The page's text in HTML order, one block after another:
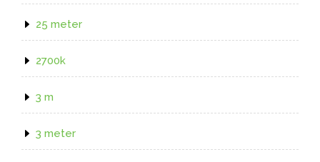
25 meter
2700k
3 m
3 meter